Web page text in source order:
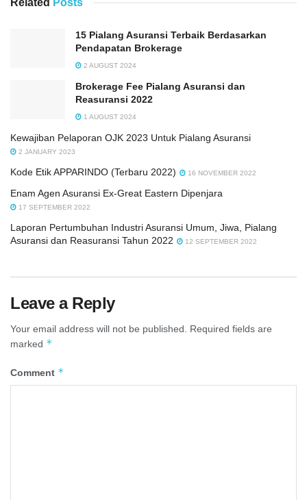
Related Posts
15 Pialang Asuransi Terbaik Berdasarkan
Pendapatan Brokerage
2 AUGUST 2024
Brokerage Fee Pialang Asuransi dan
Reasuransi 2022
1 AUGUST 2024
Kewajiban Pelaporan OJK 2023 Untuk Pialang Asuransi
2 JANUARY 2023
Kode Etik APPARINDO (Terbaru 2022) 16 NOVEMBER 2022
Enam Agen Asuransi Ex-Great Eastern Dipenjara
17 SEPTEMBER 2022
Laporan Pertumbuhan Industri Asuransi Umum, Jiwa, Pialang
Asuransi dan Reasuransi Tahun 2022
12 SEPTEMBER 2022
Leave a Reply
Your email address will not be published.
Required fields are
marked *
Comment *